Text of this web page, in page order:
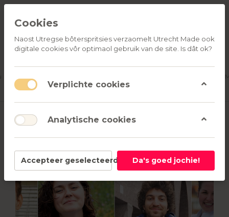
PRODUCTEN
RELATIEGESCHENKEN
ONS
Terug
Cookies
Naost Utregse bôterspritsies verzaomelt Utrecht Made ook
digitale cookies vôr optimaol gebruik van de site. Is dât ok?
Verplichte cookies
Analytische cookies
Accepteer geselecteerd Da's goed jochie!